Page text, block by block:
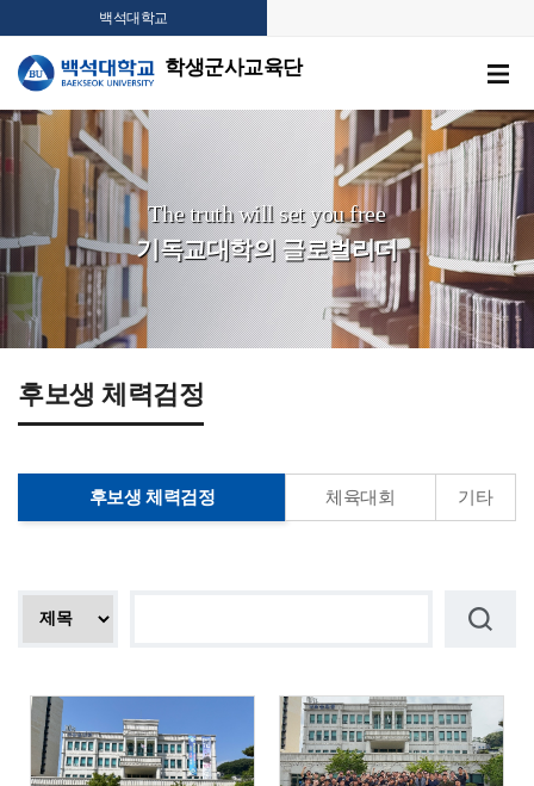
백석대학교
학생군사교육단
The truth will set you free
기독교대학의 글로벌리더
후보생 체력검정
후보생 체력검정 체육대회 기타